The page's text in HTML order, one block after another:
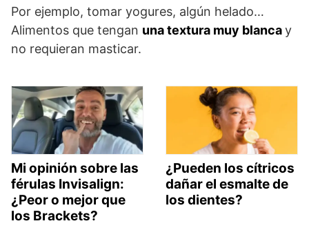
Por ejemplo, tomar yogures, algún helado…
Alimentos que tengan una textura muy blancay
no requieran masticar.
Mi opinión sobre las
férulas Invisalign:
¿Peor o mejor que
los Brackets?
¿Pueden los cítricos
dañar el esmalte de
los dientes?